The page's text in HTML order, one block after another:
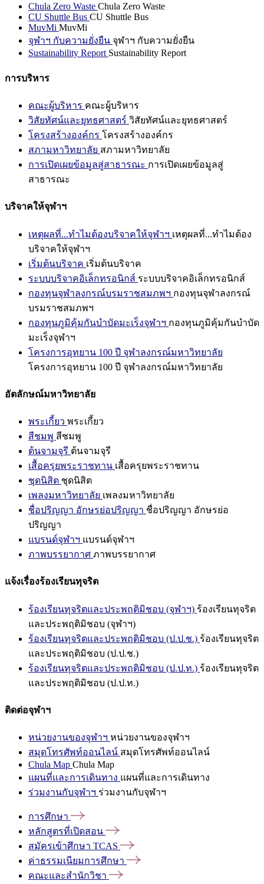
Chula Zero Waste Chula Zero Waste
CU Shuttle Bus CU Shuttle Bus
MuvMi MuvMi
จุฬาฯ กับความยั่งยืน จุฬาฯ กับความยั่งยืน
Sustainability Report Sustainability Report
การบริหาร
คณะผู้บริหาร คณะผู้บริหาร
วิสัยทัศน์และยุทธศาสตร์ วิสัยทัศน์และยุทธศาสตร์
โครงสร้างองค์กร โครงสร้างองค์กร
สภามหาวิทยาลัย สภามหาวิทยาลัย
การเปิดเผยข้อมูลสู่สาธารณะ การเปิดเผยข้อมูลสู่
สาธารณะ
บริจาคให้จุฬาฯ
เหตุผลที่...ทำไมต้องบริจาคให้จุฬาฯ เหตุผลที่...ทำไมต้อง
บริจาคให้จุฬาฯ
เริ่มต้นบริจาค เริ่มต้นบริจาค
ระบบบริจาคอิเล็กทรอนิกส์ ระบบบริจาคอิเล็กทรอนิกส์
กองทุนจุฬาลงกรณ์บรมราชสมภพฯ กองทุนจุฬาลงกรณ์
บรมราชสมภพฯ
กองทุนภูมิคุ้มกันบำบัดมะเร็งจุฬาฯ กองทุนภูมิคุ้มกันบำบัด
มะเร็งจุฬาฯ
โครงการอุทยาน 100 ปี จุฬาลงกรณ์มหาวิทยาลัย
โครงการอุทยาน 100 ปี จุฬาลงกรณ์มหาวิทยาลัย
อัตลักษณ์มหาวิทยาลัย
พระเกี้ยว พระเกี้ยว
สีชมพู สีชมพู
ต้นจามจุรี ต้นจามจุรี
เสื้อครุยพระราชทาน เสื้อครุยพระราชทาน
ชุดนิสิต ชุดนิสิต
เพลงมหาวิทยาลัย เพลงมหาวิทยาลัย
ชื่อปริญญา อักษรย่อปริญญา ชื่อปริญญา อักษรย่อ
ปริญญา
แบรนด์จุฬาฯ แบรนด์จุฬาฯ
ภาพบรรยากาศ ภาพบรรยากาศ
แจ้งเรื่องร้องเรียนทุจริต
ร้องเรียนทุจริตและประพฤติมิชอบ (จุฬาฯ) ร้องเรียนทุจริต
และประพฤติมิชอบ (จุฬาฯ)
ร้องเรียนทุจริตและประพฤติมิชอบ (ป.ป.ช.) ร้องเรียนทุจริต
และประพฤติมิชอบ (ป.ป.ช.)
ร้องเรียนทุจริตและประพฤติมิชอบ (ป.ป.ท.) ร้องเรียนทุจริต
และประพฤติมิชอบ (ป.ป.ท.)
ติดต่อจุฬาฯ
หน่วยงานของจุฬาฯ หน่วยงานของจุฬาฯ
สมุดโทรศัพท์ออนไลน์ สมุดโทรศัพท์ออนไลน์
Chula Map Chula Map
แผนที่และการเดินทาง แผนที่และการเดินทาง
ร่วมงานกับจุฬาฯ ร่วมงานกับจุฬาฯ
การศึกษา
หลักสูตรที่เปิดสอน
สมัครเข้าศึกษา TCAS
ค่าธรรมเนียมการศึกษา
คณะและสำนักวิชา